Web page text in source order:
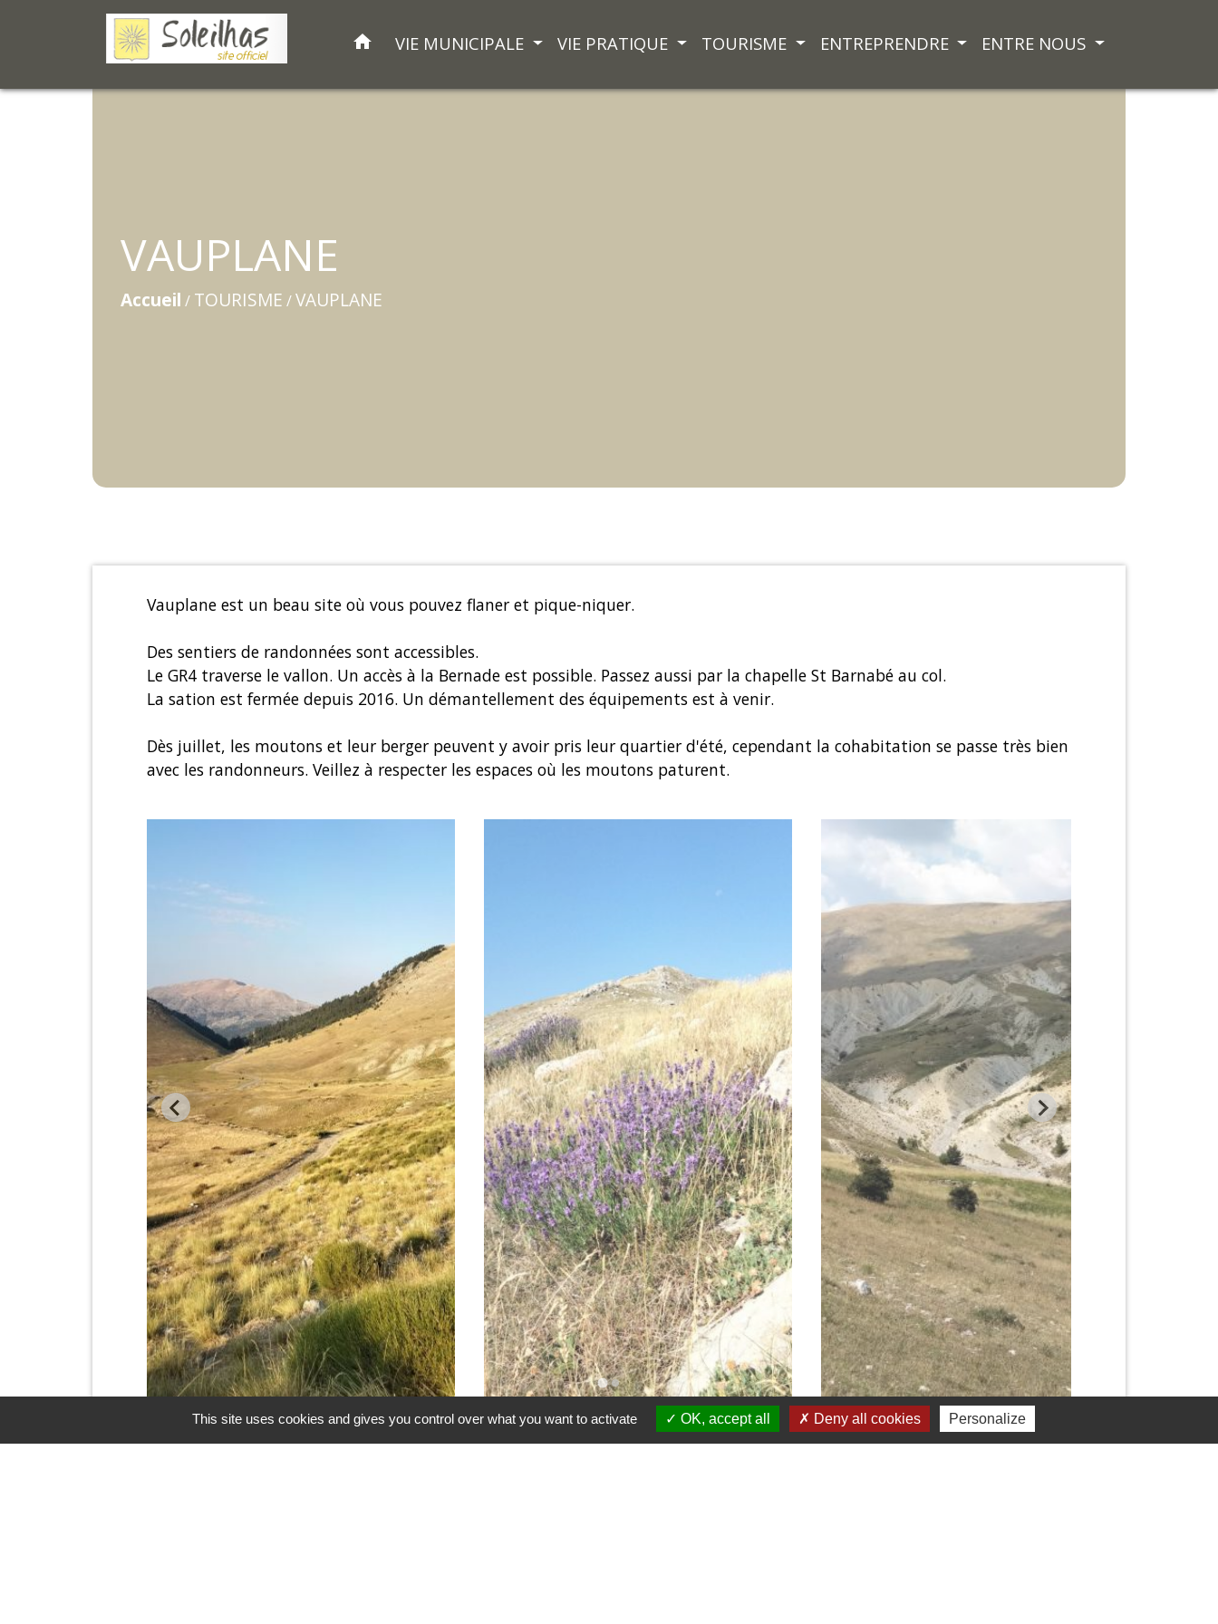
home VIE MUNICIPALE VIE PRATIQUE TOURISME ENTREPRENDRE ENTRE NOUS
VAUPLANE
Accueil / TOURISME /VAUPLANE
Vauplane est un beau site où vous pouvez flaner et pique-niquer.
Des sentiers de randonnées sont accessibles.
Le GR4 traverse le vallon. Un accès à la Bernade est possible. Passez aussi par la chapelle St Barnabé au col.
La sation est fermée depuis 2016. Un démantellement des équipements est à venir.
Dès juillet, les moutons et leur berger peuvent y avoir pris leur quartier d'été, cependant la cohabitation se passe très bien
avec les randonneurs. Veillez à respecter les espaces où les moutons paturent.
This site uses cookies and gives you control over what you want to activate OK, accept all Deny all cookies Personalize